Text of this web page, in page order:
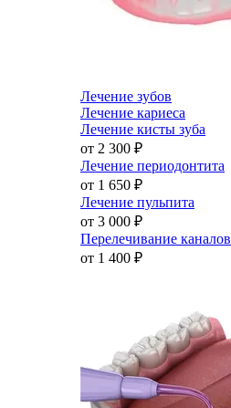
Лечение зубов
Лечение кариеса
Лечение кисты зуба
от 2 300 ₽
Лечение периодонтита
от 1 650 ₽
Лечение пульпита
от 3 000 ₽
Перелечивание каналов
от 1 400 ₽